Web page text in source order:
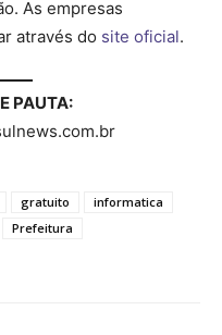
As empresas
através do site oficial.
PAUTA:
gratuito
informatica
Prefeitura